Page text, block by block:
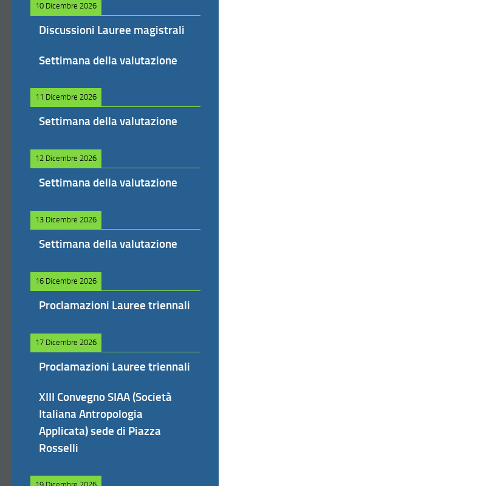
10 Dicembre 2026
Discussioni Lauree magistrali
Settimana della valutazione
11 Dicembre 2026
Settimana della valutazione
12 Dicembre 2026
Settimana della valutazione
13 Dicembre 2026
Settimana della valutazione
16 Dicembre 2026
Proclamazioni Lauree triennali
17 Dicembre 2026
Proclamazioni Lauree triennali
XIII Convegno SIAA (Società
Italiana Antropologia
Applicata) sede di Piazza
Rosselli